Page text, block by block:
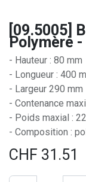
[09.5005]
Polymère
- Hauteur : 80 mm
- Longueur : 400
- Largeur 290 mm
- Contenance
- Poids maxial :
- Composition :
CHF 31.51